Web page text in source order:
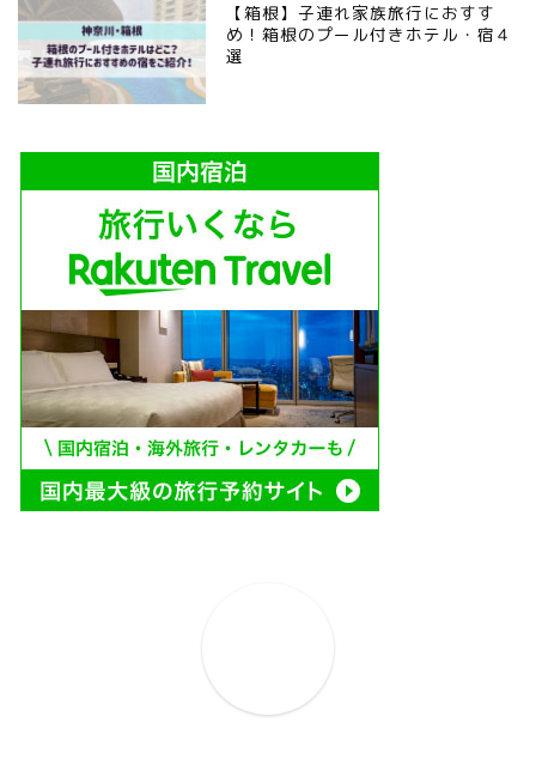
【箱根】子連れ家族旅行におすす
め！箱根のプール付きホテル・宿４
選
お問い合わせ